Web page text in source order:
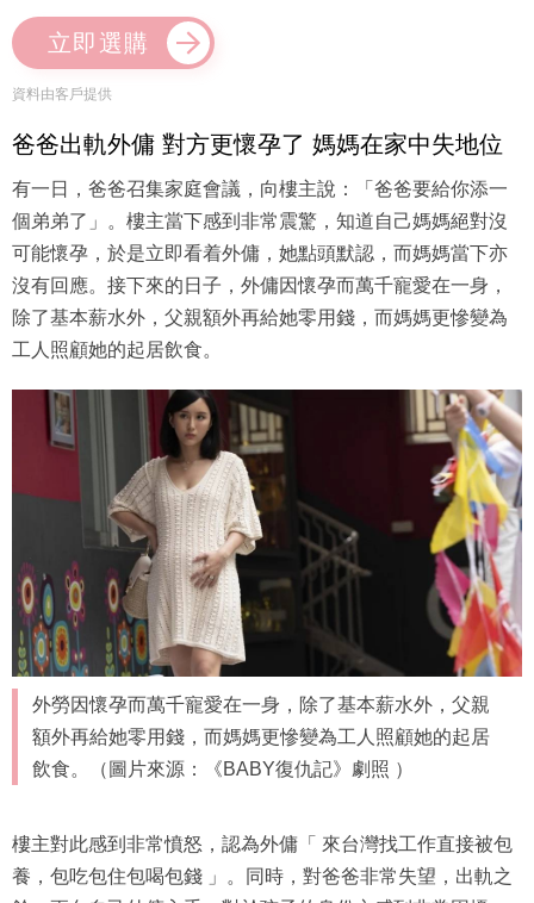
立即選購
資料由客戶提供
爸爸出軌外傭 對方更懷孕了 媽媽在家中失地位
有一日，爸爸召集家庭會議，向樓主說：「爸爸要給你添一
個弟弟了」。樓主當下感到非常震驚，知道自己媽媽絕對沒
可能懷孕，於是立即看着外傭，她點頭默認，而媽媽當下亦
沒有回應。接下來的日子，外傭因懷孕而萬千寵愛在一身，
除了基本薪水外，父親額外再給她零用錢，而媽媽更慘變為
工人照顧她的起居飲食。
外勞因懷孕而萬千寵愛在一身，除了基本薪水外，父親
額外再給她零用錢，而媽媽更慘變為工人照顧她的起居
飲食。（圖片來源：《BABY復仇記》劇照 ）
樓主對此感到非常憤怒，認為外傭「 來台灣找工作直接被包
養，包吃包住包喝包錢 」。同時，對爸爸非常失望，出軌之